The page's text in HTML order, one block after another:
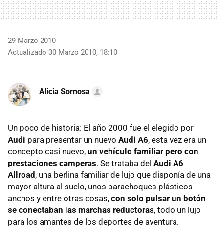
29 Marzo 2010
Actualizado 30 Marzo 2010, 18:10
Alicia Sornosa
Un poco de historia: El año 2000 fue el elegido por
Audi para presentar un nuevo Audi A6, esta vez era un
concepto casi nuevo, un vehículo familiar pero con
prestaciones camperas. Se trataba del Audi A6
Allroad, una berlina familiar de lujo que disponía de una
mayor altura al suelo, unos parachoques plásticos
anchos y entre otras cosas, con solo pulsar un botón
se conectaban las marchas reductoras, todo un lujo
para los amantes de los deportes de aventura.